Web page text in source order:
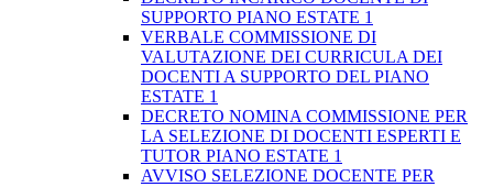
SUPPORTO PIANO ESTATE 1
VERBALE COMMISSIONE DI
VALUTAZIONE DEI CURRICULA DEI
DOCENTI A SUPPORTO DEL PIANO
ESTATE 1
DECRETO NOMINA COMMISSIONE PER
LA SELEZIONE DI DOCENTI ESPERTI E
TUTOR PIANO ESTATE 1
AVVISO SELEZIONE DOCENTE PER